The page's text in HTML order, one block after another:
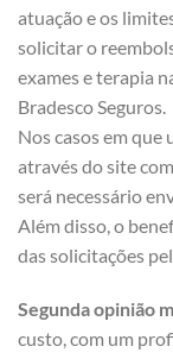
atuação e os
solicitar o
exames e terapia
Bradesco Seguros.
Nos casos em
através do site
será necessário
Além disso, o
das solicitações
Segunda opinião
custo, com um